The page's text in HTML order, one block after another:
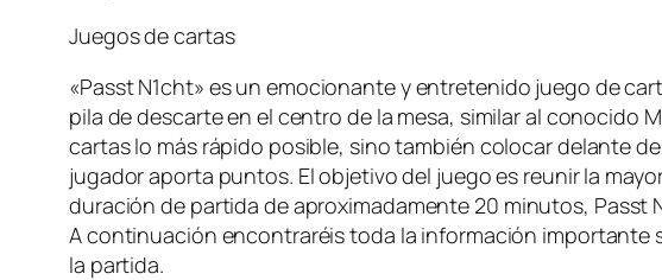
Juegos de cartas
«Passt N1cht» es un emocionante y entretenido juego de
pila de descarte en el centro de la mesa, similar al conocido
cartas lo más rápido posible, sino también colocar delante
jugador aporta puntos. El objetivo del juego es reunir la
duración de partida de aproximadamente 20 minutos, Passt
A continuación encontraréis toda la información importante
la partida.